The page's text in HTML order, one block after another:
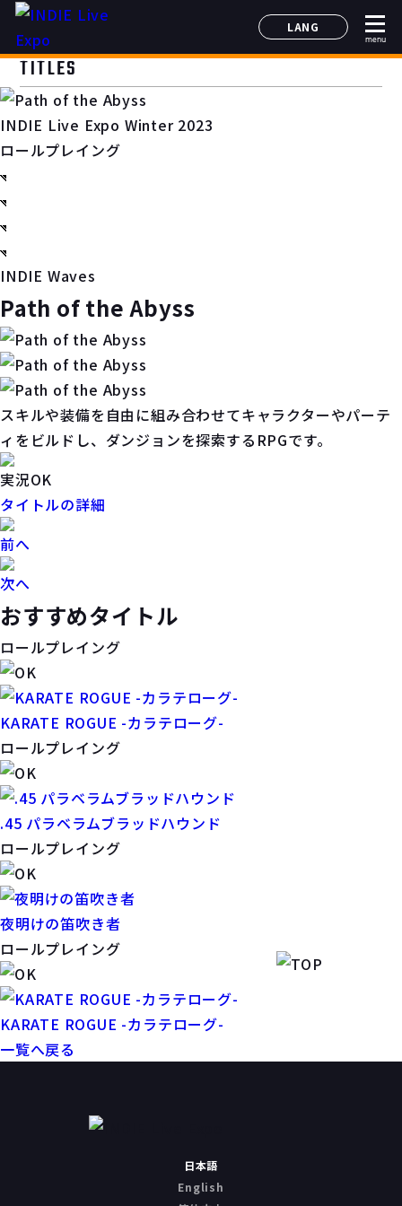
LANG
日本語
menu
TITLES
INDIE Live Expo Winter 2023
ロールプレイング
INDIE Waves
Path of the Abyss
スキルや装備を自由に組み合わせてキャラクターやパーテ
ィをビルドし、ダンジョンを探索するRPGです。
実況OK
タイトルの詳細
前へ
次へ
おすすめタイトル
ロールプレイング
KARATE ROGUE -カラテローグ-
ロールプレイング
.45 パラベラムブラッドハウンド
ロールプレイング
夜明けの笛吹き者
ロールプレイング
KARATE ROGUE -カラテローグ-
一覧へ戻る
日本語
English